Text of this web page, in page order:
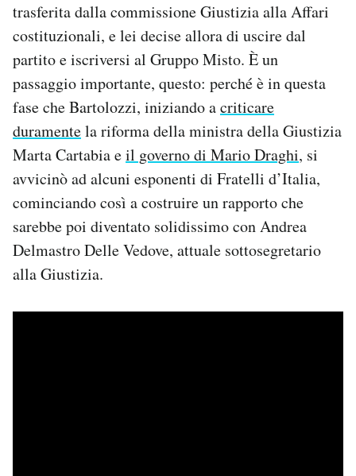
trasferita dalla commissione Giustizia alla Affari
costituzionali, e lei decise allora di uscire dal
partito e iscriversi al Gruppo Misto. È un
passaggio importante, questo: perché è in questa
fase che Bartolozzi, iniziando acriticare
duramentela riforma della ministra della Giustizia
Marta Cartabia eil governo di Mario Draghi, si
avvicinò ad alcuni esponenti di Fratelli d’Italia,
cominciando così a costruire un rapporto che
sarebbe poi diventato solidissimo con Andrea
Delmastro Delle Vedove, attuale sottosegretario
alla Giustizia.